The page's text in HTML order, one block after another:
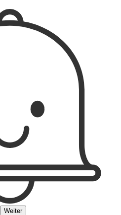
Weiter